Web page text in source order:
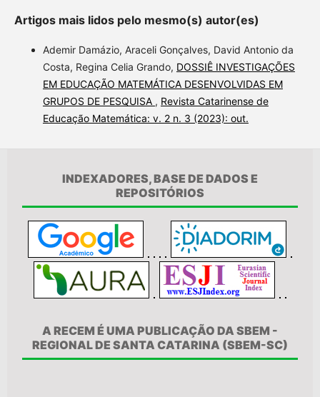
Artigos mais lidos pelo mesmo(s) autor(es)
Ademir Damázio, Araceli Gonçalves, David Antonio da
Costa, Regina Celia Grando, DOSSIÊ INVESTIGAÇÕES
EM EDUCAÇÃO MATEMÁTICA DESENVOLVIDAS EM
GRUPOS DE PESQUISA , Revista Catarinense de
Educação Matemática: v. 2 n. 3 (2023): out.
INDEXADORES, BASE DE DADOS E
REPOSITÓRIOS
A RECEM É UMA PUBLICAÇÃO DA SBEM -
REGIONAL DE SANTA CATARINA (SBEM-SC)